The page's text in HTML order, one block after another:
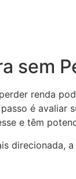
sem
renda
é avaliar
e têm
direcionada, a